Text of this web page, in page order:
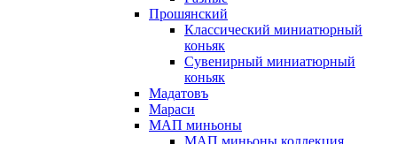
Прошянский
Классический миниатюрный
коньяк
Сувенирный миниатюрный
коньяк
Мадатовъ
Мараси
МАП миньоны
МАП миньоны коллекция